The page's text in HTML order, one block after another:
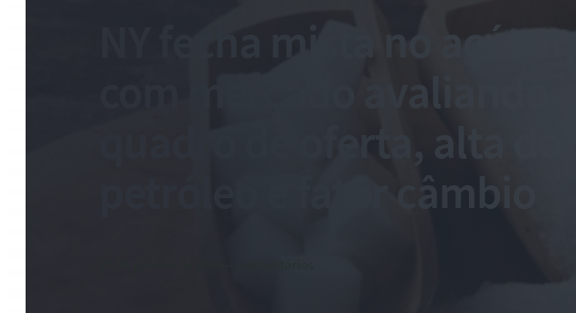
NY fecha mista no açúcar,
petróleo e fator câmbio